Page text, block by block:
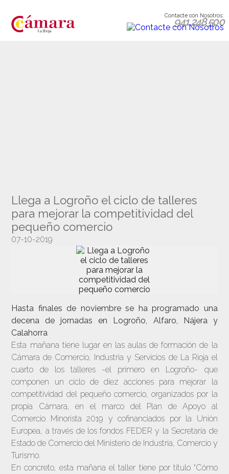
Contacte con Nosotros:
941 248 500
Llega a Logroño el ciclo de talleres
para mejorar la competitividad del
pequeño comercio
07-10-2019
Hasta finales de noviembre se ha programado una
decena de jornadas en Logroño, Alfaro, Nájera y
Calahorra
Esta mañana tiene lugar en las aulas de formación de la
Cámara de Comercio, Industria y Servicios de La Rioja el
cuarto de los talleres -el primero en Logroño- que
componen un ciclo de diez acciones para mejorar la
competitividad del pequeño comercio, organizados por la
propia Cámara, en el marco del Plan de Apoyo al
Comercio Minorista 2019 y cofinanciados por la Unión
Europea, a través de los fondos FEDER y la Secretaría de
Estado de Comercio del Ministerio de Industria, Comercio y
Turismo.
En concreto, esta mañana el taller tiene por título “Cómo